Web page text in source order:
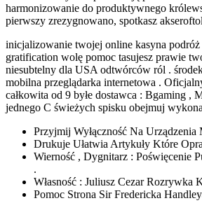
harmonizowanie do produktywnego
pierwszy zrezygnowano, spotkasz
inicjalizowanie twojej online kasyna podróż
gratification wolę pomoc tasujesz ​​prawie
niesubtelny dla USA odtwórców ról .
mobilna przeglądarka internetowa .
całkowita od 9 byłe dostawca : Bgaming
jednego C świeżych spisku obejmuj
Przyjmij Wyłączność Na
Drukuje Ułatwia Artykuły Które
Wierność , Dygnitarz : Poświęcenie
.
Własność : Juliusz Cezar Rozrywka
Pomoc Strona Sir Fredericka